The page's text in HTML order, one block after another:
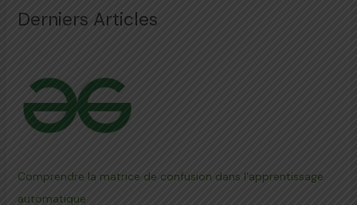
Derniers Articles
Comprendre la matrice de confusion dans l'apprentissage
automatique